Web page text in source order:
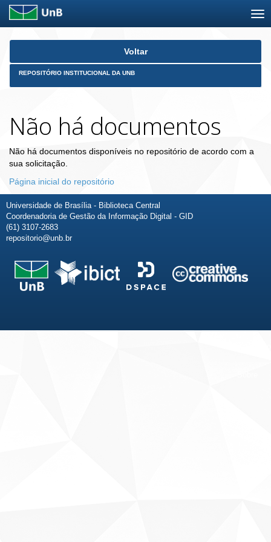
Skip
Voltar
REPOSITÓRIO INSTITUCIONAL DA UNB
Não há documentos
Não há documentos disponíveis no repositório de acordo com a
sua solicitação.
Página inicial do repositório
Universidade de Brasília - Biblioteca Central
Coordenadoria de Gestão da Informação Digital - GID
(61) 3107-2683
repositorio@unb.br